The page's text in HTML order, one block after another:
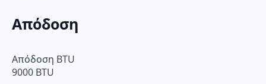
Απόδοση
Απόδοση BTU
9000 BTU